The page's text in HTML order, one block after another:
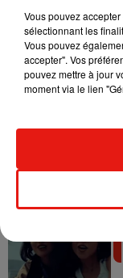
Vous pouvez
sélectionnant les
Vous pouvez
accepter". Vos
pouvez mettre à jour
moment via le lien